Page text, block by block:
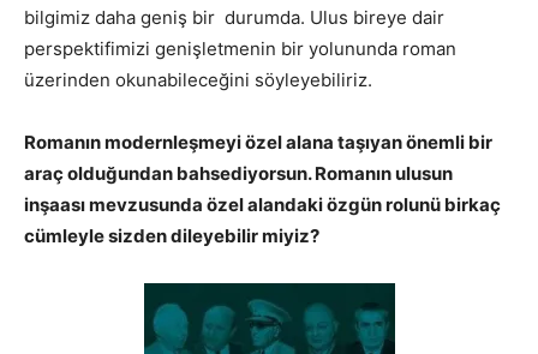
bilgimiz daha geniş bir durumda. Ulus bireye dair
perspektifimizi genişletmenin bir yolununda roman
üzerinden okunabileceğini söyleyebiliriz.
Romanın modernleşmeyi özel alana taşıyan önemli bir
araç olduğundan bahsediyorsun. Romanın ulusun
inşaası mevzusunda özel alandaki özgün rolunü birkaç
cümleyle sizden dileyebilir miyiz?